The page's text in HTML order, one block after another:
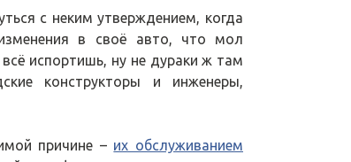
с неким утверждением, когда
в своё авто, что мол
испортишь, ну не дураки ж там
конструкторы и инженеры,
причине – их обслуживанием